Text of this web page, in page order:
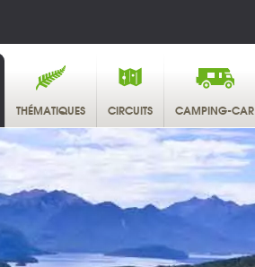
THÉMATIQUES CIRCUITS CAMPING-CAR